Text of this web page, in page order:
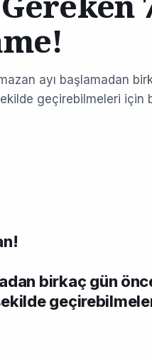
ayı başlamadan
geçirebilmeleri için
birkaç gün